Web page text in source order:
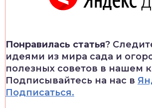
Понравилась статья?
идеями из мира сада и
полезных советов в нашем
Подписывайтесь на нас в
Подписаться.